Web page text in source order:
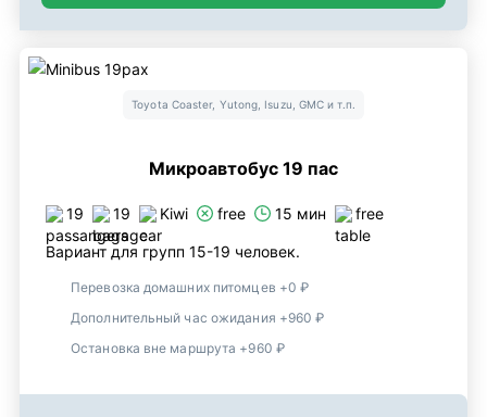
Toyota Coaster, Yutong, Isuzu, GMC и т.п.
Микроавтобус 19 пас
19 19 Kiwi free 15 мин free
Вариант для групп 15-19 человек.
Перевозка домашних питомцев +0 ₽
Дополнительный час ожидания +960 ₽
Остановка вне маршрута +960 ₽